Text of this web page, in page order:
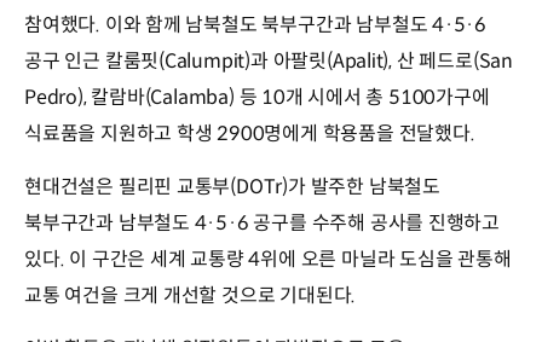
참여했다. 이와 함께 남북철도 북부구간과 남부철도 4·5·6
공구 인근 칼룸핏(Calumpit)과 아팔릿(Apalit), 산 페드로(San
Pedro), 칼람바(Calamba) 등 10개 시에서 총 5100가구에
식료품을 지원하고 학생 2900명에게 학용품을 전달했다.
현대건설은 필리핀 교통부(DOTr)가 발주한 남북철도
북부구간과 남부철도 4·5·6 공구를 수주해 공사를 진행하고
있다. 이 구간은 세계 교통량 4위에 오른 마닐라 도심을 관통해
교통 여건을 크게 개선할 것으로 기대된다.